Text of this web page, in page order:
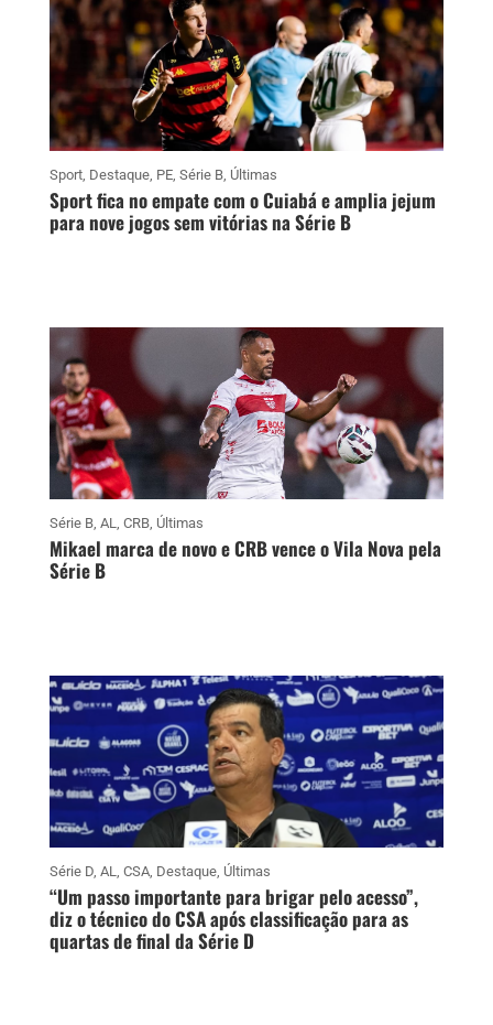
Sport, Destaque, PE, Série B, Últimas
Sport fica no empate com o Cuiabá e amplia jejum
para nove jogos sem vitórias na Série B
Série B, AL, CRB, Últimas
Mikael marca de novo e CRB vence o Vila Nova pela
Série B
Série D, AL, CSA, Destaque, Últimas
“Um passo importante para brigar pelo acesso”,
diz o técnico do CSA após classificação para as
quartas de final da Série D